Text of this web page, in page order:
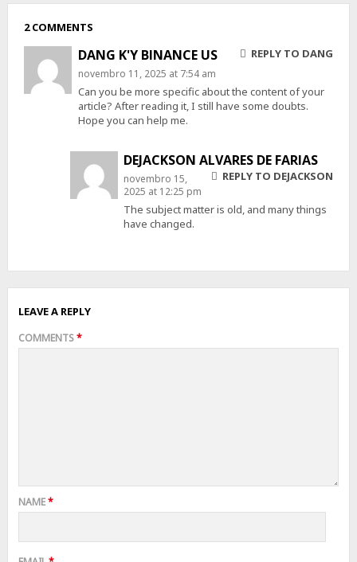
2 COMMENTS
DANG K'Y BINANCE US REPLY TO DANG
novembro 11, 2025 at 7:54 am
Can you be more specific about the content of your
article? After reading it, I still have some doubts.
Hope you can help me.
DEJACKSON ALVARES DE FARIAS
REPLY TO DEJACKSON
novembro 15,
2025 at 12:25 pm
The subject matter is old, and many things
have changed.
LEAVE A REPLY
COMMENTS*
NAME*